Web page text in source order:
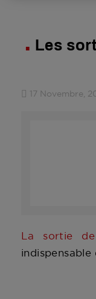
Les
17 Novembre,
La sortie
indispensable